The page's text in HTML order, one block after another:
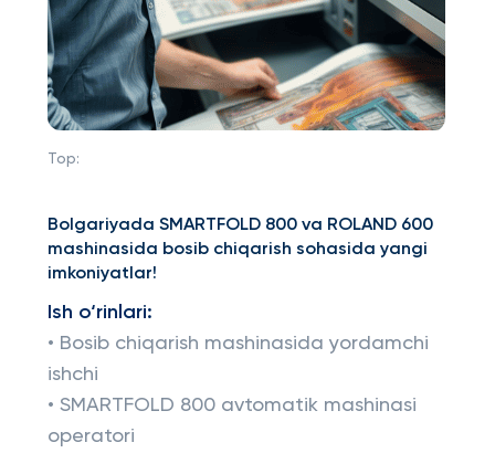
Top:
Bolgariyada SMARTFOLD 800 va ROLAND 600
mashinasida bosib chiqarish sohasida yangi
imkoniyatlar!
Ish o‘rinlari:
• Bosib chiqarish mashinasida yordamchi
ishchi
• SMARTFOLD 800 avtomatik mashinasi
operatori